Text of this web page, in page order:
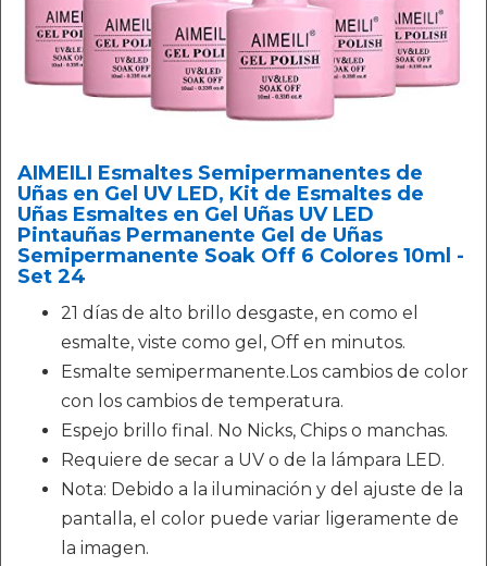
AIMEILI Esmaltes Semipermanentes de
Uñas en Gel UV LED, Kit de Esmaltes de
Uñas Esmaltes en Gel Uñas UV LED
Pintauñas Permanente Gel de Uñas
Semipermanente Soak Off 6 Colores 10ml -
Set 24
21 días de alto brillo desgaste, en como el
esmalte, viste como gel, Off en minutos.
Esmalte semipermanente.Los cambios de color
con los cambios de temperatura.
Espejo brillo final. No Nicks, Chips o manchas.
Requiere de secar a UV o de la lámpara LED.
Nota: Debido a la iluminación y del ajuste de la
pantalla, el color puede variar ligeramente de
la imagen.